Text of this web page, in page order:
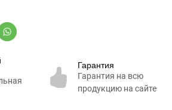
Гарантия
Гарантия на всю
продукцию на сайте